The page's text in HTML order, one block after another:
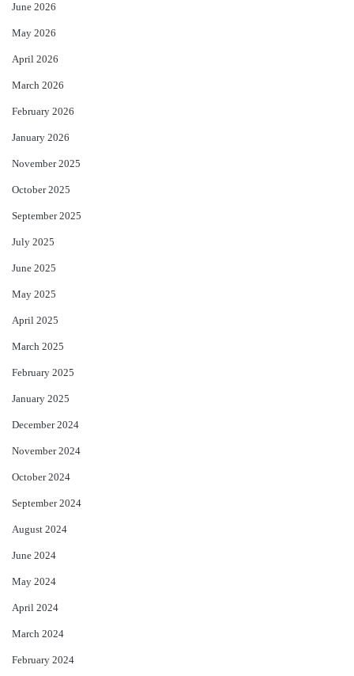
June 2026
May 2026
April 2026
March 2026
February 2026
January 2026
November 2025
October 2025
September 2025
July 2025
June 2025
May 2025
April 2025
March 2025
February 2025
January 2025
December 2024
November 2024
October 2024
September 2024
August 2024
June 2024
May 2024
April 2024
March 2024
February 2024